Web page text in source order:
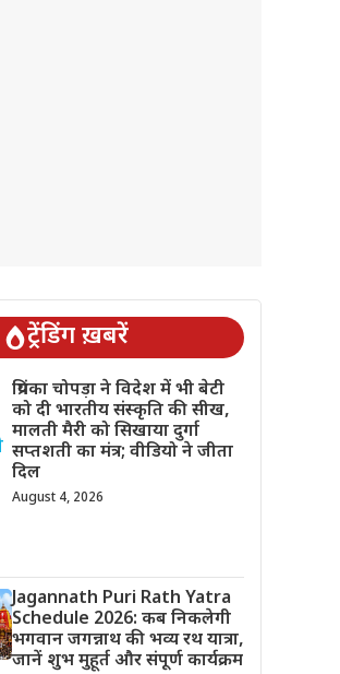
ट्रेंडिंग ख़बरें
प्रियंका चोपड़ा ने विदेश में भी बेटी
को दी भारतीय संस्कृति की सीख,
मालती मैरी को सिखाया दुर्गा
सप्तशती का मंत्र; वीडियो ने जीता
दिल
August 4, 2026
Jagannath Puri Rath Yatra
Schedule 2026: कब निकलेगी
भगवान जगन्नाथ की भव्य रथ यात्रा,
जानें शुभ मुहूर्त और संपूर्ण कार्यक्रम